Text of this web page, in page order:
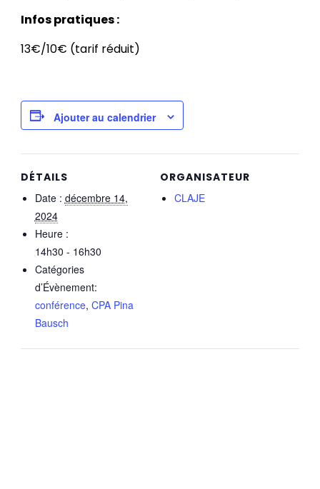
Infos pratiques :
13€/10€ (tarif réduit)
Ajouter au calendrier
DÉTAILS
Date : décembre 14,
2024
Heure :
14h30 - 16h30
Catégories
d’Évènement:
conférence, CPA Pina
Bausch
ORGANISATEUR
CLAJE